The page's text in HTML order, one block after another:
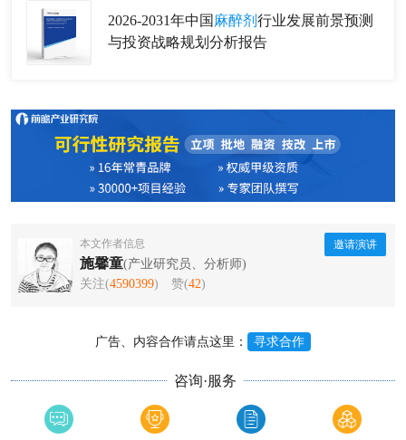
2026-2031年中国 麻醉剂 行业发展前景预测
与投资战略规划分析报告
本文作者信息
施馨童(产业研究员、分析师)
关注(4590399) 赞(42)
邀请演讲
广告、内容合作请点这里： 寻求合作
咨询·服务